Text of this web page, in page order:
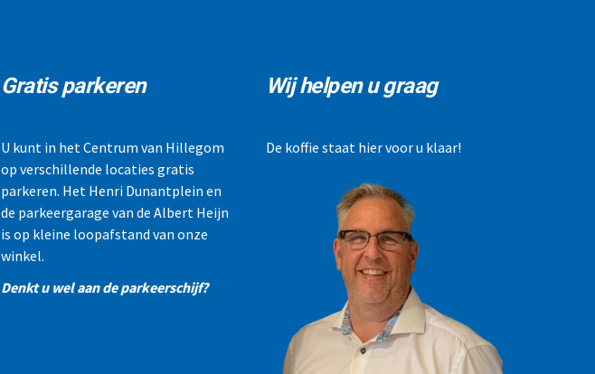
Gratis parkeren
U kunt in het Centrum van Hillegom
op verschillende locaties gratis
parkeren. Het Henri Dunantplein en
de parkeergarage van de Albert Heijn
is op kleine loopafstand van onze
winkel.
Denkt u wel aan de parkeerschijf?
Wij helpen u graag
De koffie staat hier voor u klaar!